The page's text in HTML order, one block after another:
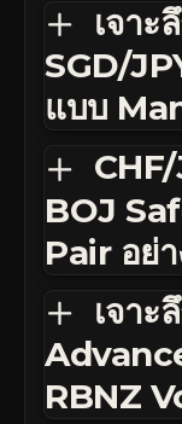
เจาะ
SGD/
แบบ
BOJ
Pair อย่
เจาะ
RBNZ